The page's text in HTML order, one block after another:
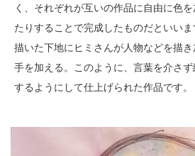
く、それぞれが互いの作品に自由に色
たりすることで完成したものだといい
描いた下地にヒミさんが人物などを描
手を加える。このように、言葉を介さ
するようにして仕上げられた作品です。